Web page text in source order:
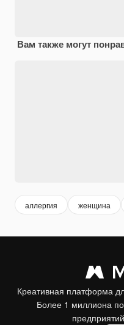
Вам также могут
аллергия женщина
Креативная платформа
Более 1 миллиона